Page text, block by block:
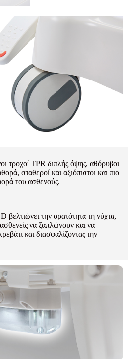
τροχοί TPR διπλής όψης, αθόρυβοι
σταθεροί και αξιόπιστοι και πιο
του ασθενούς.
βελτιώνει την ορατότητα τη νύχτα,
να ξαπλώνουν και να
και διασφαλίζοντας την